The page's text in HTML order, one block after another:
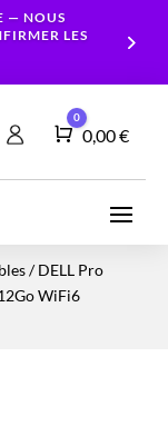
— NOUS
LES
Panier
0
0,00€
/ DELL Pro
WiFi6
SmartphonesLogiciels